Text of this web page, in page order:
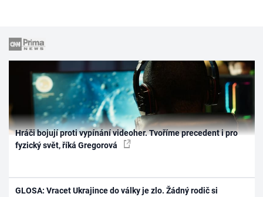
Hráči bojují proti vypínání videoher. Tvoříme precedent i pro
fyzický svět, říká Gregorová
GLOSA: Vracet Ukrajince do války je zlo. Žádný rodič si